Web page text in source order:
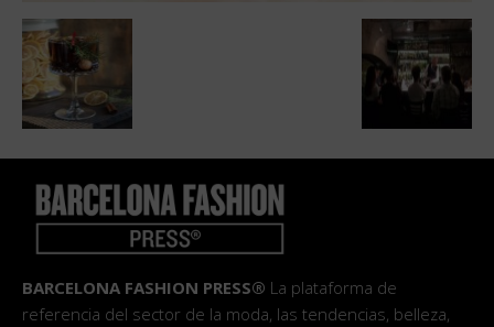
BARCELONA FASHION PRESS® La plataforma de
referencia del sector de la moda, las tendencias, belleza,